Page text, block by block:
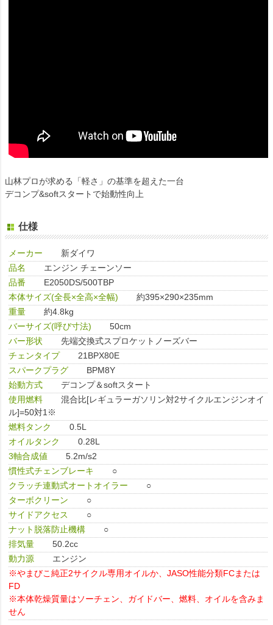
山林プロが求める「軽さ」の基準を超えた一台
デコンプ&softスタートで始動性向上
仕様
メーカー
新ダイワ
品名
エンジン チェーンソー
品番
E2050DS/500TBP
本体サイズ(全長×全高×全幅)
約395×290×235mm
重量
約4.8kg
バーサイズ(呼び寸法)
50cm
バー形状
先端交換式スプロケットノーズバー
チェンタイプ
21BPX80E
スパークプラグ
BPM8Y
始動方式
デコンプ＆softスタート
使用燃料
混合比[レギュラーガソリン対2サイクルエンジンオイ
ル]=50対1※
燃料タンク
0.5L
オイルタンク
0.28L
3軸合成値
5.2m/s2
慣性式チェンブレーキ
○
クラッチ連動式オートオイラー
○
ターボクリーン
○
サイドアクセス
○
ナット脱落防止機構
○
排気量
50.2cc
動力源
エンジン
※やまびこ純正2サイクル専用オイルか、JASO性能分類FCまたは
FD
※本体乾燥質量はソーチェン、ガイドバー、燃料、オイルを含みま
せん